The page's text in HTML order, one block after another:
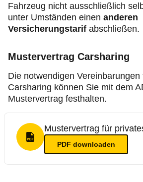
Fahrzeug nicht ausschließlich
unter Umständen einen anderen
Versicherungstarif abschließen.
Mustervertrag Carsharing
Die notwendigen
Carsharing können Sie mit dem
Mustervertrag festhalten.
PDF Format
Mustervertrag für
PDF downloaden